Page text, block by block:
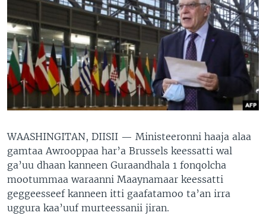
WAASHINGITAN, DIISII — Ministeeronni haaja alaa
gamtaa Awrooppaa har’a Brussels keessatti wal
ga’uu dhaan kanneen Guraandhala 1 fonqolcha
mootummaa waraanni Maaynamaar keessatti
geggeesseef kanneen itti gaafatamoo ta’an irra
uggura kaa’uuf murteessanii jiran.